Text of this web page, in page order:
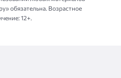
обязательна. Возрастное
12+.